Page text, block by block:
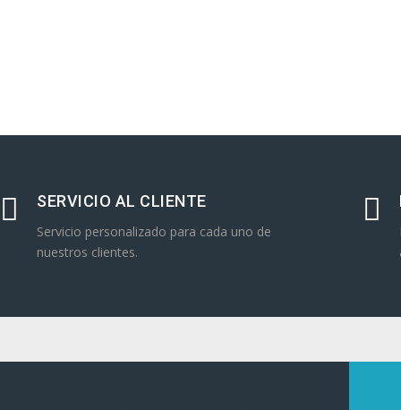
SERVICIO AL CLIENTE
Servicio personalizado para cada uno de
nuestros clientes.